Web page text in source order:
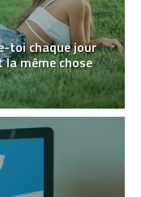
toi chaque jour
la même chose